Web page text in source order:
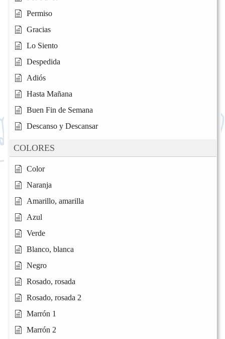
Permiso
Gracias
Lo Siento
Despedida
Adiós
Hasta Mañana
Buen Fin de Semana
Descanso y Descansar
COLORES
Color
Naranja
Amarillo, amarilla
Azul
Verde
Blanco, blanca
Negro
Rosado, rosada
Rosado, rosada 2
Marrón 1
Marrón 2